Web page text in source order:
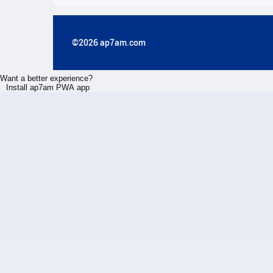
©2026 ap7am.com
Want a better experience?
Install ap7am PWA app